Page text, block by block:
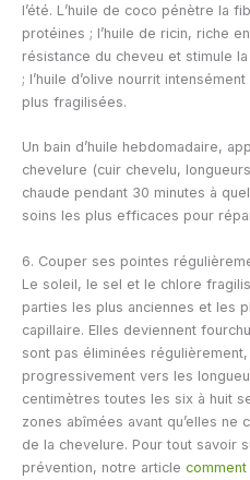
l’été. L’huile de coco pénètre la
protéines ; l’huile de ricin, riche
résistance du cheveu et stimule
; l’huile d’olive nourrit
plus fragilisées.
Un bain d’huile hebdomadaire,
chevelure (cuir chevelu,
chaude pendant 30 minutes à
soins les plus efficaces pour
6. Couper ses pointes
Le soleil, le sel et le chlore
parties les plus anciennes et les
capillaire. Elles deviennent
sont pas éliminées
progressivement vers les
centimètres toutes les six à huit
zones abîmées avant qu’elles ne
de la chevelure. Pour tout savoir
prévention, notre article